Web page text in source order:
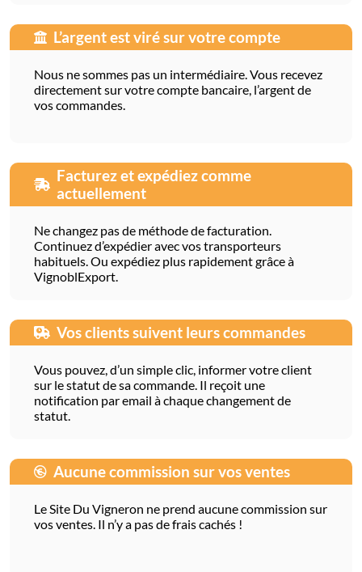
L’argent est viré sur votre compte
Nous ne sommes pas un intermédiaire. Vous recevez
directement sur votre compte bancaire, l’argent de
vos commandes.
Facturez et expédiez comme
actuellement
Ne changez pas de méthode de facturation.
Continuez d’expédier avec vos transporteurs
habituels. Ou expédiez plus rapidement grâce à
VignoblExport.
Vos clients suivent leurs commandes
Vous pouvez, d’un simple clic, informer votre client
sur le statut de sa commande. Il reçoit une
notification par email à chaque changement de
statut.
Aucune commission sur vos ventes
Le Site Du Vigneron ne prend aucune commission sur
vos ventes. Il n’y a pas de frais cachés !